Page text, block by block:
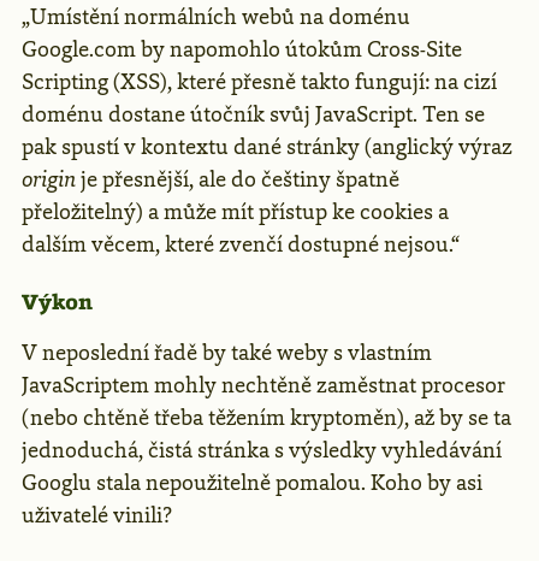
„Umístění normálních webů na doménu
Google.com by napomohlo útokům Cross-Site
Scripting (XSS), které přesně takto fungují: na cizí
doménu dostane útočník svůj JavaScript. Ten se
pak spustí v kontextu dané stránky (anglický výraz
originje přesnější, ale do češtiny špatně
přeložitelný) a může mít přístup ke cookies a
dalším věcem, které zvenčí dostupné nejsou.“
Výkon
V neposlední řadě by také weby s vlastním
JavaScriptem mohly nechtěně zaměstnat procesor
(nebo chtěně třeba těžením kryptoměn), až by se ta
jednoduchá, čistá stránka s výsledky vyhledávání
Googlu stala nepoužitelně pomalou. Koho by asi
uživatelé vinili?